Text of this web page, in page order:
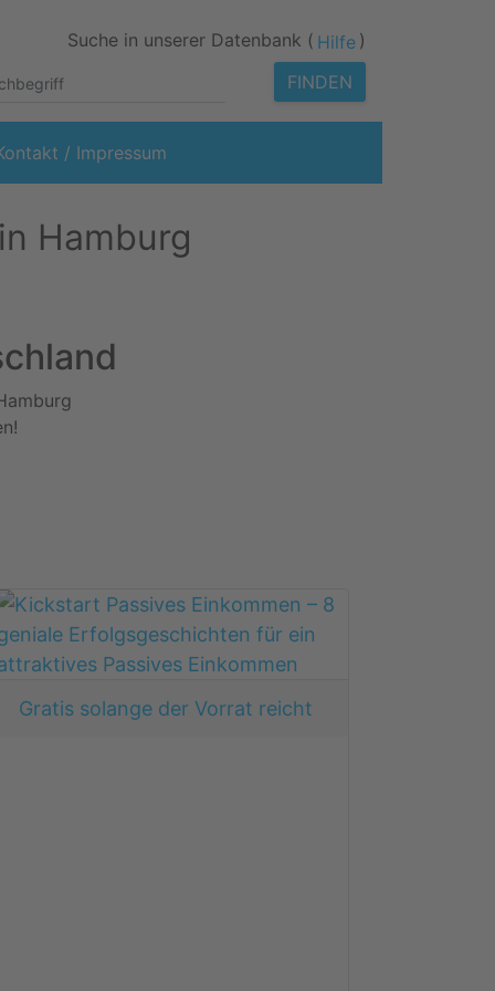
Suche in unserer Datenbank ( Hilfe )
FINDEN
/ Impressum
Hamburg
Gratis solange der Vorrat reicht